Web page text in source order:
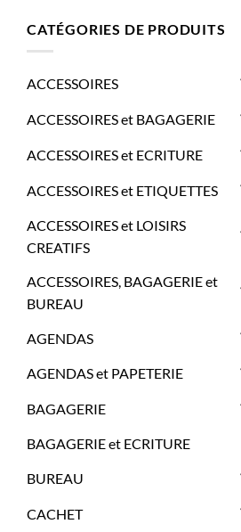
CATÉGORIES DE PRODUITS
ACCESSOIRES
ACCESSOIRES et BAGAGERIE
ACCESSOIRES et ECRITURE
ACCESSOIRES et ETIQUETTES
ACCESSOIRES et LOISIRS
CREATIFS
ACCESSOIRES, BAGAGERIE et
BUREAU
AGENDAS
AGENDAS et PAPETERIE
BAGAGERIE
BAGAGERIE et ECRITURE
BUREAU
CACHET